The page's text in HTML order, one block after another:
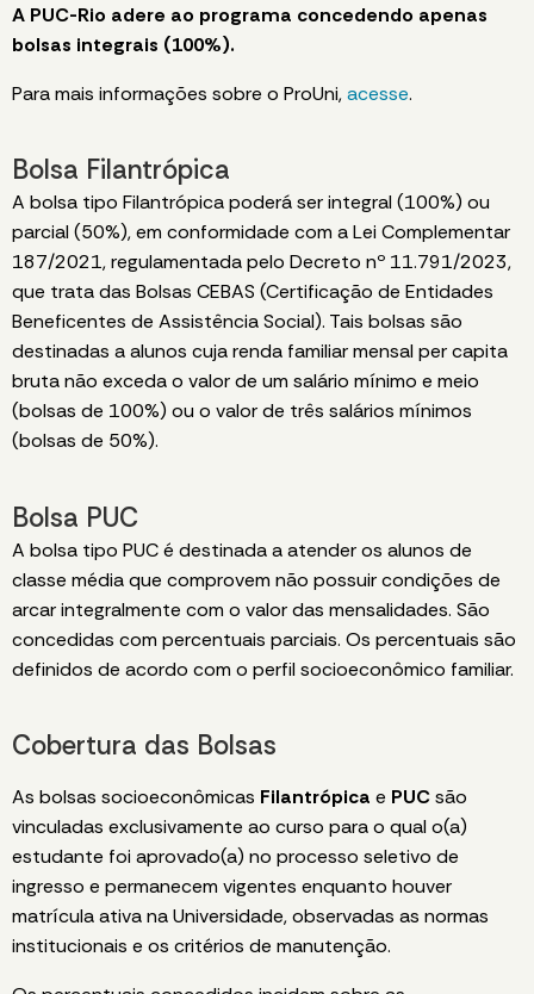
A PUC-Rio adere ao programa concedendo apenas
bolsas integrais (100%).
Para mais informações sobre o ProUni,acesse.
Bolsa Filantrópica
A bolsa tipo Filantrópica poderá ser integral (100%) ou
parcial (50%), em conformidade com a Lei Complementar
187/2021, regulamentada pelo Decreto nº 11.791/2023,
que trata das Bolsas CEBAS (Certificação de Entidades
Beneficentes de Assistência Social). Tais bolsas são
destinadas a alunos cuja renda familiar mensal per capita
bruta não exceda o valor de um salário mínimo e meio
(bolsas de 100%) ou o valor de três salários mínimos
(bolsas de 50%).
Bolsa PUC
A bolsa tipo PUC é destinada a atender os alunos de
classe média que comprovem não possuir condições de
arcar integralmente com o valor das mensalidades. São
concedidas com percentuais parciais. Os percentuais são
definidos de acordo com o perfil socioeconômico familiar.
Cobertura das Bolsas
As bolsas socioeconômicas Filantrópica e PUCsão
vinculadas exclusivamente ao curso para o qual o(a)
estudante foi aprovado(a) no processo seletivo de
ingresso e permanecem vigentes enquanto houver
matrícula ativa na Universidade, observadas as normas
institucionais e os critérios de manutenção.